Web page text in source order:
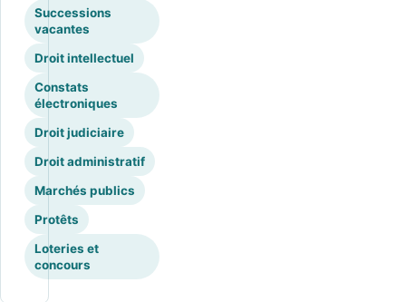
Successions
vacantes
Droit intellectuel
Constats
électroniques
Droit judiciaire
Droit administratif
Marchés publics
Protêts
Loteries et
concours